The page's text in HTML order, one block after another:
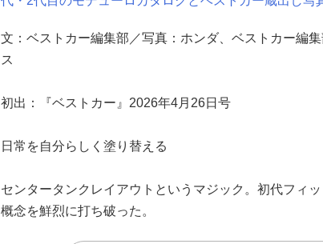
文：ベストカー編集部／写真：ホンダ、ベストカー編
ス
初出：『ベストカー』2026年4月26日号
日常を自分らしく塗り替える
センタータンクレイアウトというマジック。初代フィ
概念を鮮烈に打ち破った。